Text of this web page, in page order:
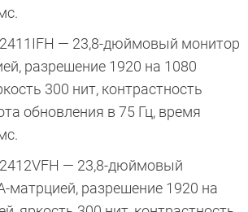
2411IFH — 23,8-дюймовый монитор
разрешение 1920 на 1080
300 нит, контрастность
обновления в 75 Гц, время
2412VFH — 23,8-дюймовый
матрцией, разрешение 1920 на